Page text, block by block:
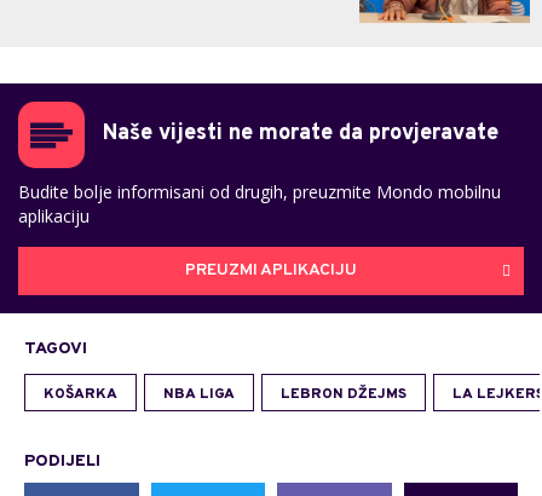
Naše vijesti ne morate da provjeravate
Budite bolje informisani od drugih, preuzmite Mondo mobilnu
aplikaciju
PREUZMI APLIKACIJU
TAGOVI
KOŠARKA NBA LIGA LEBRON DŽEJMS LA
PODIJELI